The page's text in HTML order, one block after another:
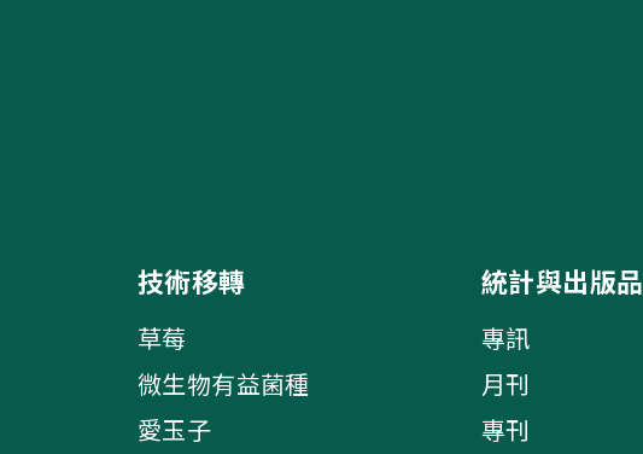
技術移轉
草莓
微生物有益菌種
愛玉子
統計與出版品
專訊
月刊
專刊